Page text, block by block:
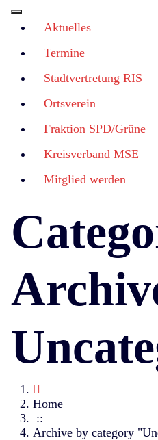
Aktuelles
Termine
Stadtvertretung RIS
Ortsverein
Fraktion SPD/Grüne
Kreisverband MSE
Mitglied werden
Home
::
Archive by category